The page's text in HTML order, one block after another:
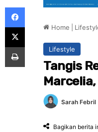
Home
Lifestyle
Tangis
Sarah Febril
Bagikan berita
Facebook